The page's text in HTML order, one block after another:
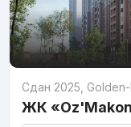
Сдан 2025
ЖК